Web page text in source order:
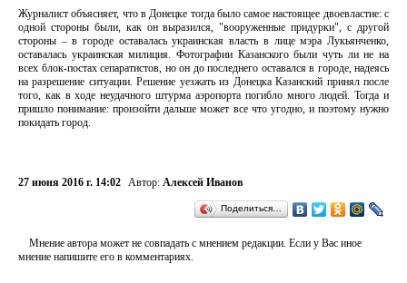
Журналист объясняет, что в Донецке тогда было самое настоящее двоевластие: с
одной стороны были, как он выразился, "вооруженные придурки", с другой
стороны – в городе оставалась украинская власть в лице мэра Лукьянченко,
оставалась украинская милиция. Фотографии Казанского были чуть ли не на
всех блок-постах сепаратистов, но он до последнего оставался в городе, надеясь
на разрешение ситуации. Решение уезжать из Донецка Казанский принял после
того, как в ходе неудачного штурма аэропорта погибло много людей. Тогда и
пришло понимание: произойти дальше может все что угодно, и поэтому нужно
покидать город.
27 июня 2016 г. 14:02 Автор: Алексей Иванов
Поделиться…
Мнение автора может не совпадать с мнением редакции. Если у Вас иное
мнение напишите его в комментариях.